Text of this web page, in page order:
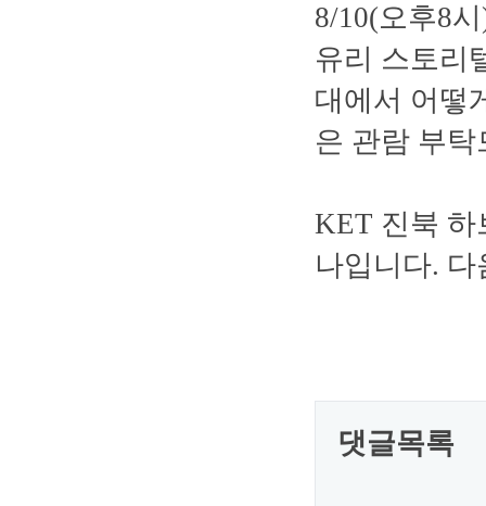
8/10(오후8
유리 스토리
대에서 어떻
은 관람 부탁
KET 진북 하
나입니다.
댓글목록